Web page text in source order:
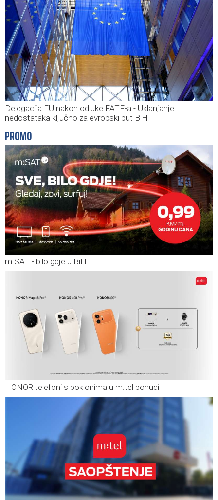
Delegacija EU nakon odluke FATF-a - Uklanjanje
nedostataka ključno za evropski put BiH
PROMO
m:SAT - bilo gdje u BiH
HONOR telefoni s poklonima u m:tel ponudi